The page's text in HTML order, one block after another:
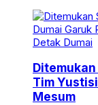
Detak Dumai
Tim
Mesum